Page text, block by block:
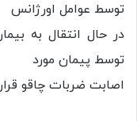
توسط عوامل اورژانس
در حال انتقال به
توسط پیمان مورد
اصابت ضربات چاقو